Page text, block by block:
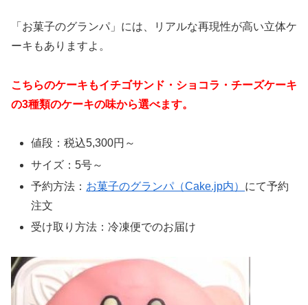
「お菓子のグランパ」には、リアルな再現性が高い立体ケ
ーキもありますよ。
こちらのケーキもイチゴサンド・ショコラ・チーズケーキ
の3種類のケーキの味から選べます。
値段：税込5,300円～
サイズ：5号～
予約方法： お菓子のグランパ（Cake.jp内） にて予約
注文
受け取り方法：冷凍便でのお届け